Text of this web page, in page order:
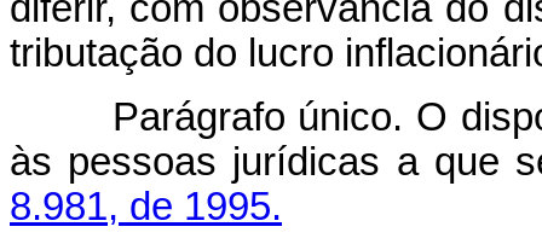
tributação do lucro
Parágrafo único. O
às pessoas jurídicas a que
8.981, de 1995.